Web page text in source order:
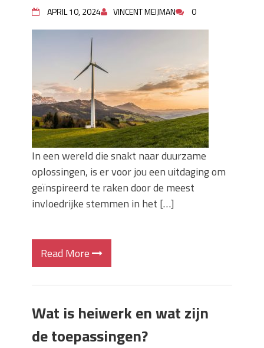
APRIL 10, 2024 VINCENT MEIJMAN 0
In een wereld die snakt naar duurzame
oplossingen, is er voor jou een uitdaging om
geïnspireerd te raken door de meest
invloedrijke stemmen in het […]
Read More
Wat is heiwerk en wat zijn
de toepassingen?